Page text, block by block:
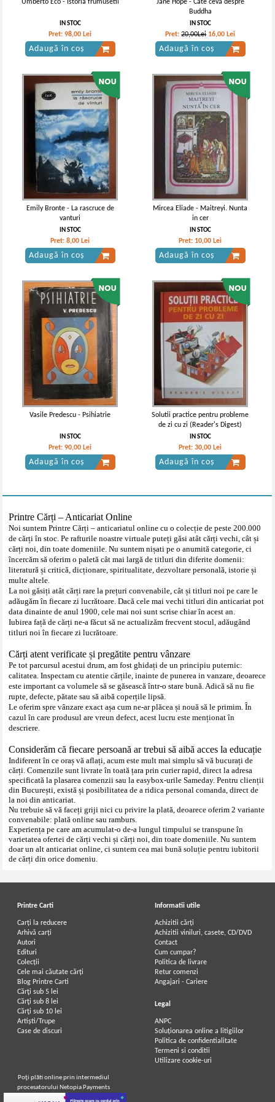
Umberto Eco - Istoria frumusetii
IN STOC
Pret:98,00 Lei
Adaugă în coș
Jane Hope - Cate ceva despre
Buddha
IN STOC
Pret:20,00Lei 16,00 Lei
Adaugă în coș
Emily Bronte - La rascruce de
vanturi
IN STOC
Pret:8,00 Lei
Adaugă în coș
Mircea Eliade - Maitreyi. Nunta
in cer
IN STOC
Pret: 10,00 Lei
Adaugă în coș
Vasile Predescu - Psihiatrie
IN STOC
Pret:90,00 Lei
Adaugă în coș
Solutii practice pentru probleme
de zi cu zi (Reader's Digest)
IN STOC
Pret:30,00 Lei
Adaugă în coș
Printre Cărți – Anticariat Online
Noi suntem Printre Cărți – anticariatul online cu o colecție de peste 200.000
de cărți în stoc. Pe rafturile noastre virtuale puteți găsi atât cărți vechi, cât și
cărți noi, din toate domeniile. Nu suntem nișati pe o anumită categorie, ci
încercăm să oferim o paletă cât mai largă de titluri din diferite domenii:
literatură și critică, dicționare, spiritualitate, dezvoltare personală, istorie și
multe altele.
La noi găsiți atât cărți rare la prețuri convenabile, cât și titluri noi pe care le
adăugăm în fiecare zi lucrătoare. Dacă cele mai vechi titluri din anticariat pot
data dinainte de anul 1900, cele mai noi sunt scrise chiar în acest an.
Iubirea față de cărți ne-a făcut să ne actualizăm frecvent stocul, adăugând
titluri noi în fiecare zi lucrătoare.
Cărți atent verificate și pregătite pentru vânzare
Pe tot parcursul acestui drum, am fost ghidați de un principiu puternic:
calitatea. Inspectam cu atentie cărțile, inainte de punerea in vanzare, deoarece
este important ca volumele să se găsească într-o stare bună. Adică să nu fie
rupte, defecte, pătate sau să aibă coperțile lipsă.
Le oferim spre vânzare exact așa cum ne-ar plăcea și nouă să le primim. În
cazul în care produsul are vreun defect, acest lucru este menționat în
descriere.
Considerăm că fiecare persoană ar trebui să aibă acces la educație
Indiferent în ce oraș vă aflați, acum este mult mai simplu să vă bucurați de
cărți.Comenzile sunt livrate în toată țara prin curier rapid, direct la adresa
specificată la plasarea comenzii sau la easybox-urile Sameday. Pentru clienții
din București, există și posibilitatea de a ridica personal comanda, direct de
la noi din anticariat.
Nu trebuie să vă faceți griji nici cu privire la plată, deoarece oferim 2 variante
convenabile: plată online sau ramburs.
Experiența pe care am acumulat-o de-a lungul timpului se transpune în
varietatea ofertei de cărți vechi și cărți noi, din toate domeniile. Nu suntem
doar un alt anticariat online, ci suntem cea mai bună soluție pentru iubitorii
de cărți din orice domeniu.
Printre Carti
Carți la reducere
Arhivă carți
Autori
Edituri
Colecții
Cele mai căutate cărți
Blog Printre Carti
Cărţi sub 5 lei
Cărţi sub 8 lei
Cărţi sub 10 lei
Artiști/Trupe
Case de discuri
Informatii utile
Achizitii cărți
Achizitii viniluri, casete, CD/DVD
Contact
Cum cumpar?
Politica de livrare
Retur comenzi
Angajari - Cariere
Legal
ANPC
Soluționarea online a litigiilor
Politica de confidentialitate
Termeni si conditii
Utilizare cookie-uri
Poţi plăti online prin intermediul
procesatorului Netopia Payments